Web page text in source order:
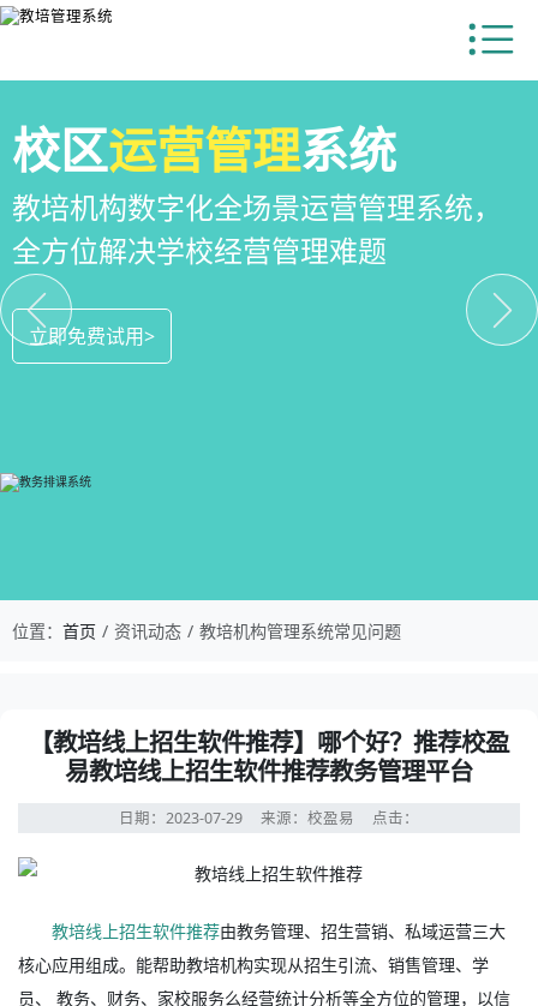
校区运营管理系统
教培机构数字化全场景运营管理系统，
全方位解决学校经营管理难题
立即免费试用>
位置： 首页 资讯动态 教培机构管理系统常见问题
【教培线上招生软件推荐】哪个好？推荐校盈
易教培线上招生软件推荐教务管理平台
日期：2023-07-29 来源：校盈易 点击：
教培线上招生软件推荐由教务管理、招生营销、私域运营三大
核心应用组成。能帮助教培机构实现从招生引流、销售管理、学
员、 教务、财务、家校服务么经营统计分析等全方位的管理，以信